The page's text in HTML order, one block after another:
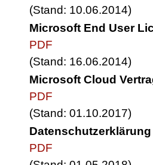
(Stand: 10.06.2014)
Microsoft End User
PDF
(Stand: 16.06.2014)
Microsoft Cloud
PDF
(Stand: 01.10.2017)
PDF